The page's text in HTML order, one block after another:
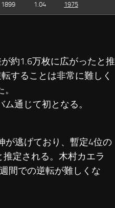
1899 1.04 1975
約1.6万枚に広がったと推
することは非常に難しく
通じて初となる。
逃げており、暫定4位の
定される。木村カエラ
間での逆転が難しくな